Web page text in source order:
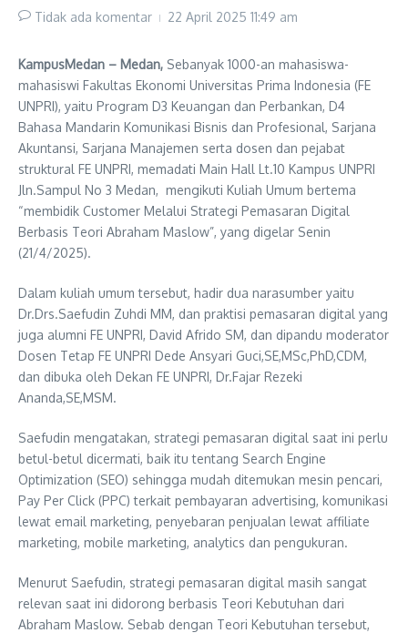
Tidak ada komentar 22 April 2025 11:49 am
KampusMedan – Medan, Sebanyak 1000-an mahasiswa-
mahasiswi Fakultas Ekonomi Universitas Prima Indonesia (FE
UNPRI), yaitu Program D3 Keuangan dan Perbankan, D4
Bahasa Mandarin Komunikasi Bisnis dan Profesional, Sarjana
Akuntansi, Sarjana Manajemen serta dosen dan pejabat
struktural FE UNPRI, memadati Main Hall Lt.10 Kampus UNPRI
Jln.Sampul No 3 Medan, mengikuti Kuliah Umum bertema
“membidik Customer Melalui Strategi Pemasaran Digital
Berbasis Teori Abraham Maslow”, yang digelar Senin
(21/4/2025).
Dalam kuliah umum tersebut, hadir dua narasumber yaitu
Dr.Drs.Saefudin Zuhdi MM, dan praktisi pemasaran digital yang
juga alumni FE UNPRI, David Afrido SM, dan dipandu moderator
Dosen Tetap FE UNPRI Dede Ansyari Guci,SE,MSc,PhD,CDM,
dan dibuka oleh Dekan FE UNPRI, Dr.Fajar Rezeki
Ananda,SE,MSM.
Saefudin mengatakan, strategi pemasaran digital saat ini perlu
betul-betul dicermati, baik itu tentang Search Engine
Optimization (SEO) sehingga mudah ditemukan mesin pencari,
Pay Per Click (PPC) terkait pembayaran advertising, komunikasi
lewat email marketing, penyebaran penjualan lewat affiliate
marketing, mobile marketing, analytics dan pengukuran.
Menurut Saefudin, strategi pemasaran digital masih sangat
relevan saat ini didorong berbasis Teori Kebutuhan dari
Abraham Maslow. Sebab dengan Teori Kebutuhan tersebut,